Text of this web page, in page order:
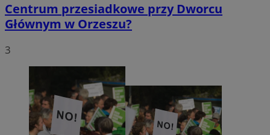
Centrum przesiadkowe przy Dworcu
Głównym w Orzeszu?
3